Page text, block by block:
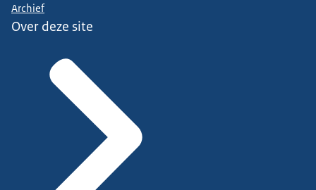
Archief
Over deze site